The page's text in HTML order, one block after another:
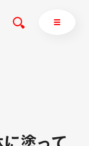
に塗って